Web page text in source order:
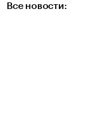
Все новости: